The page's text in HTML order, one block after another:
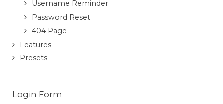
Username Reminder
Password Reset
404 Page
Features
Presets
Login Form